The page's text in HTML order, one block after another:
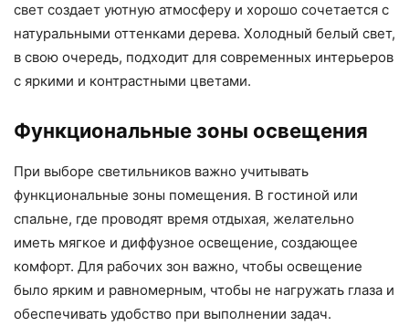
свет создает уютную атмосферу и хорошо сочетается с
натуральными оттенками дерева. Холодный белый свет,
в свою очередь, подходит для современных интерьеров
с яркими и контрастными цветами.
Функциональные зоны освещения
При выборе светильников важно учитывать
функциональные зоны помещения. В гостиной или
спальне, где проводят время отдыхая, желательно
иметь мягкое и диффузное освещение, создающее
комфорт. Для рабочих зон важно, чтобы освещение
было ярким и равномерным, чтобы не нагружать глаза и
обеспечивать удобство при выполнении задач.